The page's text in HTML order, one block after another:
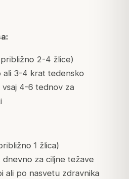
2-4 žlice)
ali 3-4 krat tedensko
vsaj 4-6 tednov za
1 žlica)
za ciljne težave
ali po nasvetu zdravnika